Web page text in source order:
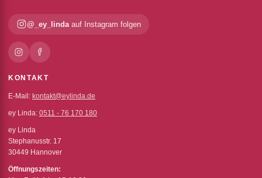
@_ey_linda auf Instagram folgen
KONTAKT
E-Mail: kontakt@eylinda.de
ey Linda: 0511 - 76 170 180
ey Linda
Stephanusstr. 17
30449 Hannover
Öffnungszeiten: